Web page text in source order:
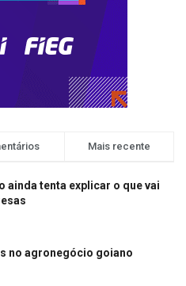
Mais recente
ainda tenta explicar o que vai
no agronegócio goiano